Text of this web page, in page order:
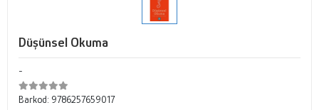
Düşünsel Okuma
-
Barkod: 9786257659017